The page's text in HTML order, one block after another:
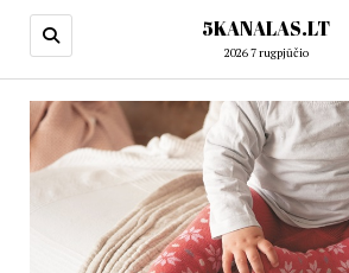
5KANALAS.LT
2026 7 rugpjūčio